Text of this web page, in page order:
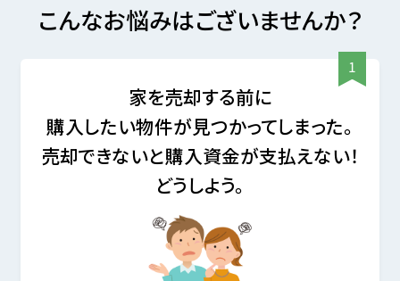
こんなお悩みはございませんか？
家を売却する前に
購入したい物件が見つかってしまった。
売却できないと購入資金が支払えない！
どうしよう。